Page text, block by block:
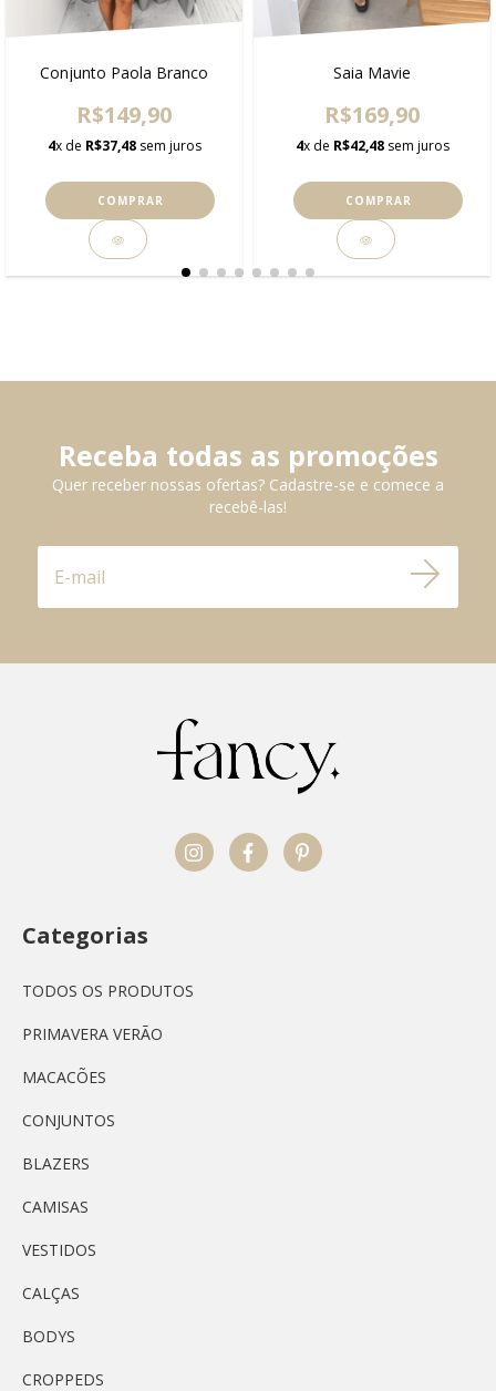
Conjunto Paola Branco
R$149,90
4x de R$37,48sem juros
COMPRAR
Saia Mavie
R$169,90
4x de R$42,48sem juros
COMPRAR
Receba todas as promoções
Quer receber nossas ofertas? Cadastre-se e comece a
recebê-las!
Categorias
TODOS OS PRODUTOS
PRIMAVERA VERÃO
MACACÕES
CONJUNTOS
BLAZERS
CAMISAS
VESTIDOS
CALÇAS
BODYS
CROPPEDS